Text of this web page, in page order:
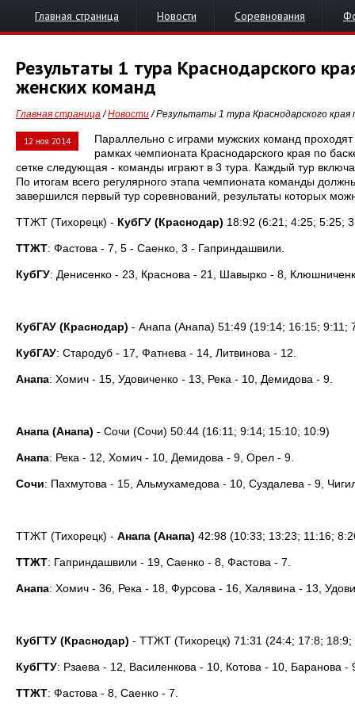
Главная страница Новости Соревнования
Результаты 1 тура Краснодарского
женских команд
Главная страница/Новости/ Результаты 1 тура Краснодарского края
12 ноя 2014
Параллельно с играми мужских команд
рамках чемпионата Краснодарского края по
сетке следующая - команды играют в 3 тура. Каждый тур
По итогам всего регулярного этапа чемпионата команды
завершился первый тур соревнований, результаты которых
ТТЖТ (Тихорецк) - КубГУ (Краснодар) 18:92 (6:21; 4:25; 5:25;
ТТЖТ: Фастова - 7, 5 - Саенко, 3 - Гаприндашвили.
КубГУ: Денисенко - 23, Краснова - 21, Шавырко - 8,
КубГАУ (Краснодар) - Анапа (Анапа) 51:49 (19:14; 16:15; 9:11;
КубГАУ: Стародуб - 17, Фатнева - 14, Литвинова - 12.
Анапа: Хомич - 15, Удовиченко - 13, Река - 10, Демидова - 9.
Анапа (Анапа) - Сочи (Сочи) 50:44 (16:11; 9:14; 15:10; 10:9)
Анапа: Река - 12, Хомич - 10, Демидова - 9, Орел - 9.
Сочи: Пахмутова - 15, Альмухамедова - 10, Суздалева - 9,
ТТЖТ (Тихорецк) - Анапа (Анапа) 42:98 (10:33; 13:23; 11:16;
ТТЖТ: Гаприндашвили - 19, Саенко - 8, Фастова - 7.
Анапа: Хомич - 36, Река - 18, Фурсова - 16, Халявина - 13,
КубГТУ (Краснодар) - ТТЖТ (Тихорецк) 71:31 (24:4; 17:8; 18:9;
КубГТУ: Рзаева - 12, Василенкова - 10, Котова - 10, Баранова
ТТЖТ: Фастова - 8, Саенко - 7.